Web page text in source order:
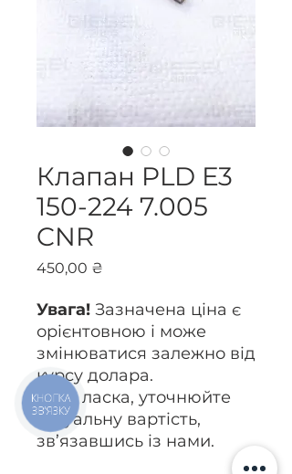
Клапан PLD Е3
150-224 7.005
CNR
450,00 ₴
Увага! Зазначена ціна є
орієнтовною і може
змінюватися залежно від
курсу долара.
Будь ласка, уточнюйте
актуальну вартість,
зв’язавшись із нами.
КНОПКА
ЗВ'ЯЗКУ